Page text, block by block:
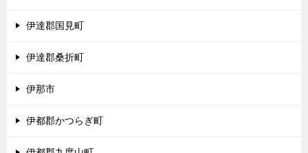
伊達郡国見町
伊達郡桑折町
伊那市
伊都郡かつらぎ町